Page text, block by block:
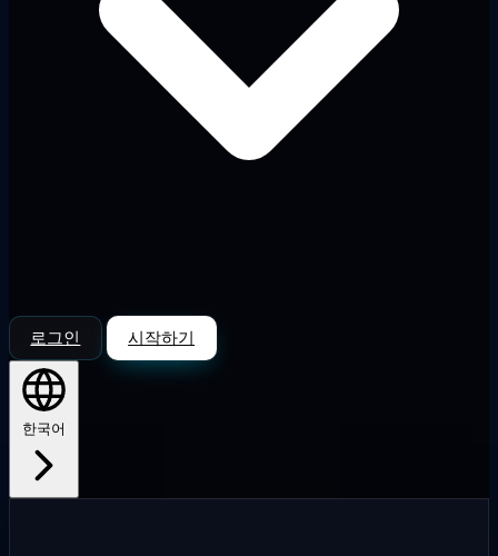
로그인 시작하기
한국어